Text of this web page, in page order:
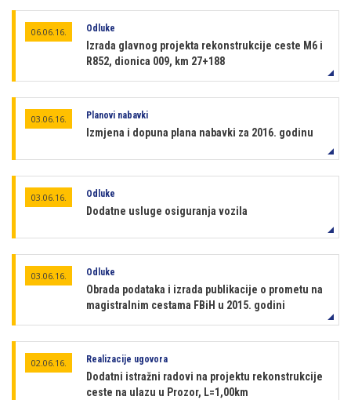
06.06.16. Odluke
Izrada glavnog projekta rekonstrukcije ceste M6 i
R852, dionica 009, km 27+188
03.06.16. Planovi nabavki
Izmjena i dopuna plana nabavki za 2016. godinu
03.06.16. Odluke
Dodatne usluge osiguranja vozila
03.06.16. Odluke
Obrada podataka i izrada publikacije o prometu na
magistralnim cestama FBiH u 2015. godini
02.06.16. Realizacije ugovora
Dodatni istražni radovi na projektu rekonstrukcije
ceste na ulazu u Prozor, L=1,00km